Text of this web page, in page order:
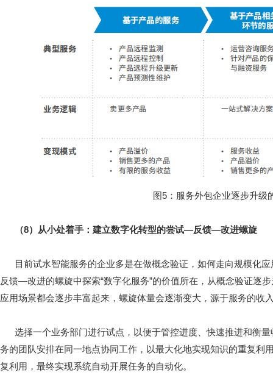
图5：服务外包企业逐步升级
（8）从小处着手：建立数字化转型的尝试—反馈—改进螺旋
目前试水智能服务的企业多是在做概念验证，如何走向规模化
反馈—改进的螺旋中探索“数字化服务”的价值所在，从概念验证逐
应用场景都会逐步丰富起来，螺旋体量会逐渐变大，源于服务的收
选择一个业务部门进行试点，以便于管控进度、快速推进和衡
务的团队安排在同一地点协同工作，以最大化地实现知识的重复利
复利用，最终实现系统自动开展任务的自动化。